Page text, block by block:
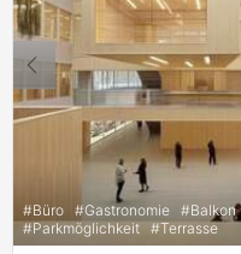
#Büro #Gastronomie #Balkon
#Parkmöglichkeit #Terrasse